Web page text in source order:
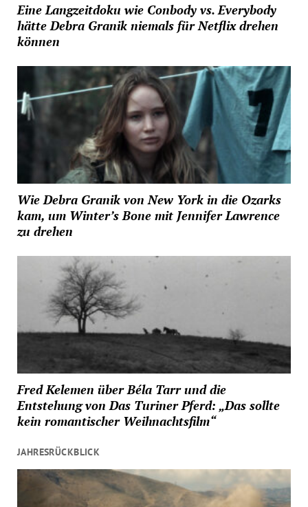
Eine Langzeitdoku wie Conbody vs. Everybody
hätte Debra Granik niemals für Netflix drehen
können
Wie Debra Granik von New York in die Ozarks
kam, um Winter’s Bone mit Jennifer Lawrence
zu drehen
Fred Kelemen über Béla Tarr und die
Entstehung von Das Turiner Pferd: „Das sollte
kein romantischer Weihnachtsfilm“
JAHRESRÜCKBLICK